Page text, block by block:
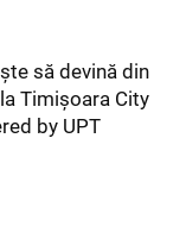
să devină din
Timișoara City
by UPT